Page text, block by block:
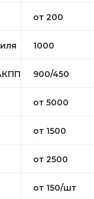
от 200
1000
900/450
от 5000
от 1500
от 2500
от 150/шт